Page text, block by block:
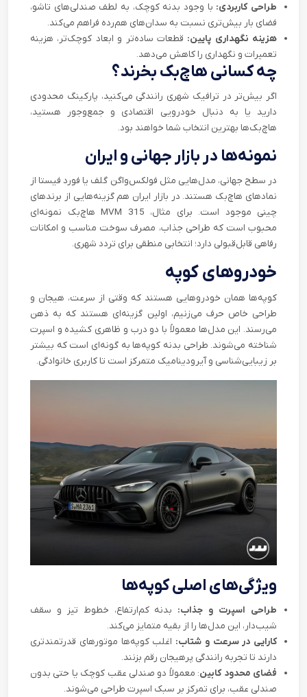
طراحی کاربردی: با وجود بدنه کوچک، به لطف صندلی‌های تاشو،
فضای بار بیش‌تری نسبت به سدان‌های هم‌رده فراهم می‌کند.
هزینه نگهداری پایین: قطعات ساده‌تر و ابعاد کوچک‌تر، هزینه
تعمیرات و نگهداری را کاهش می‌دهد.
چه کسانی هاچ‌بک بخرند؟
اگر بیش‌تر در ترافیک شهری رانندگی می‌کنید، پارکینگ محدودی
دارید یا به دنبال خودرویی اقتصادی و جمع‌وجور هستید،
هاچ‌بک‌ها بهترین انتخاب شما خواهند بود.
نمونه‌ها در بازار جهانی و ایران
در سطح جهانی، مدل‌هایی مثل فولکس‌واگن گلف یا فورد فیستا از
نمادهای هاچ‌بک هستند. در بازار ایران هم گزینه‌هایی از برندهای
چینی موجود است. برای مثال، MVM 315 هاچ‌بک نمونه‌ای
محبوب است که طراحی جذاب، مصرف سوخت مناسب و امکانات
رفاهی قابل‌قبولی دارد؛ انتخابی منطقی برای تردد شهری.
خودروهای کوپه
کوپه‌ها همان خودروهایی هستند که وقتی از سرعت، هیجان و
طراحی خاص حرف می‌زنیم، اولین گزینه‌ای هستند که به ذهن
می‌رسند. این مدل‌ها معمولاً با دو درب و ظاهری کشیده و اسپرت
شناخته می‌شوند. طراحی بدنه‌ کوپه‌ها به گونه‌ای است که بیشتر
بر زیبایی‌شناسی و آیرودینامیک متمرکز است تا کاربری خانوادگی.
ویژگی‌های اصلی کوپه‌ها
طراحی اسپرت و جذاب: بدنه کم‌ارتفاع، خطوط تیز و سقف
شیب‌دار، این مدل‌ها را از بقیه متمایز می‌کند.
کارایی در سرعت و شتاب: اغلب کوپه‌ها موتورهای قدرتمندتری
دارند تا تجربه رانندگی پرهیجان رقم بزنند.
فضای محدود کابین: معمولاً دو صندلی عقب کوچک یا حتی بدون
صندلی عقب، برای تمرکز بر سبک اسپرت طراحی می‌شوند.